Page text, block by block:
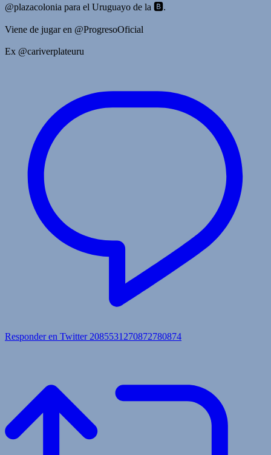
@plazacolonia para el Uruguayo de la 🅱️.
Viene de jugar en @ProgresoOficial
Ex @cariverplateuru
Responder en Twitter 2085531270872780874